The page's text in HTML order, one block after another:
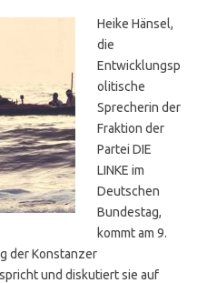
Heike Hänsel,
die
Entwicklungsp
olitische
Sprecherin der
Fraktion der
Partei DIE
LINKE im
Deutschen
Bundestag,
kommt am 9.
der Konstanzer
und diskutiert sie auf